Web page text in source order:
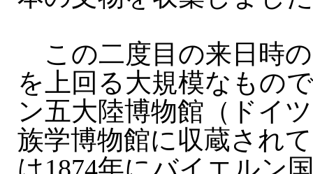
この二度目の来日時
を上回る大規模なもの
ン五大陸博物館（ドイ
族学博物館に収蔵され